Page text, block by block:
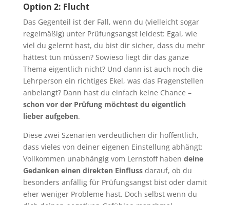
Option 2: Flucht
Das Gegenteil ist der Fall, wenn du (vielleicht sogar
regelmäßig) unter Prüfungsangst leidest: Egal, wie
viel du gelernt hast, du bist dir sicher, dass du mehr
hättest tun müssen? Sowieso liegt dir das ganze
Thema eigentlich nicht? Und dann ist auch noch die
Lehrperson ein richtiges Ekel, was das Fragenstellen
anbelangt? Dann hast du einfach keine Chance –
schon vor der Prüfung möchtest du eigentlich
lieber aufgeben.
Diese zwei Szenarien verdeutlichen dir hoffentlich,
dass vieles von deiner eigenen Einstellung abhängt:
Vollkommen unabhängig vom Lernstoff haben deine
Gedanken einen direkten Einflussdarauf, ob du
besonders anfällig für Prüfungsangst bist oder damit
eher weniger Probleme hast. Doch selbst wenn du